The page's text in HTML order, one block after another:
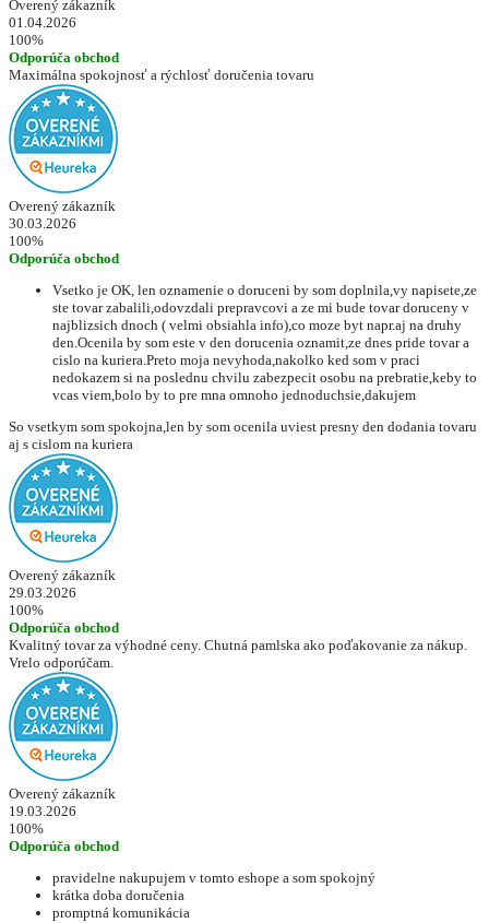
Overený zákazník
01.04.2026
100%
Odporúča obchod
Maximálna spokojnosť a rýchlosť doručenia tovaru
Overený zákazník
30.03.2026
100%
Odporúča obchod
Vsetko je OK, len oznamenie o doruceni by som doplnila,vy napisete,ze
ste tovar zabalili,odovzdali prepravcovi a ze mi bude tovar doruceny v
najblizsich dnoch ( velmi obsiahla info),co moze byt napr.aj na druhy
den.Ocenila by som este v den dorucenia oznamit,ze dnes pride tovar a
cislo na kuriera.Preto moja nevyhoda,nakolko ked som v praci
nedokazem si na poslednu chvilu zabezpecit osobu na prebratie,keby to
vcas viem,bolo by to pre mna omnoho jednoduchsie,dakujem
So vsetkym som spokojna,len by som ocenila uviest presny den dodania tovaru
aj s cislom na kuriera
Overený zákazník
29.03.2026
100%
Odporúča obchod
Kvalitný tovar za výhodné ceny. Chutná pamlska ako poďakovanie za nákup.
Vrelo odporúčam.
Overený zákazník
19.03.2026
100%
Odporúča obchod
pravidelne nakupujem v tomto eshope a som spokojný
krátka doba doručenia
promptná komunikácia